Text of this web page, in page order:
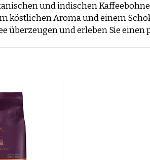
und indischen
köstlichen Aroma und einem
überzeugen und erleben Sie einen